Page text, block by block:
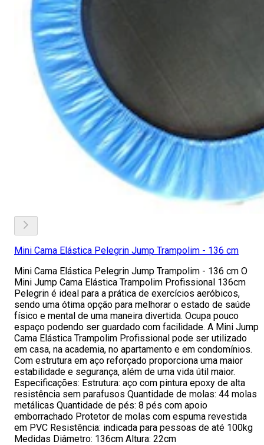
Mini Cama Elástica Pelegrin Jump Trampolim - 136 cm
Mini Cama Elástica Pelegrin Jump Trampolim - 136 cm O
Mini Jump Cama Elástica Trampolim Profissional 136cm
Pelegrin é ideal para a prática de exercícios aeróbicos,
sendo uma ótima opção para melhorar o estado de saúde
físico e mental de uma maneira divertida. Ocupa pouco
espaço podendo ser guardado com facilidade. A Mini Jump
Cama Elástica Trampolim Profissional pode ser utilizado
em casa, na academia, no apartamento e em condomínios.
Com estrutura em aço reforçado proporciona uma maior
estabilidade e segurança, além de uma vida útil maior.
Especificações: Estrutura: aço com pintura epoxy de alta
resistência sem parafusos Quantidade de molas: 44 molas
metálicas Quantidade de pés: 8 pés com apoio
emborrachado Protetor de molas com espuma revestida
em PVC Resistência: indicada para pessoas de até 100kg
Medidas Diâmetro: 136cm Altura: 22cm